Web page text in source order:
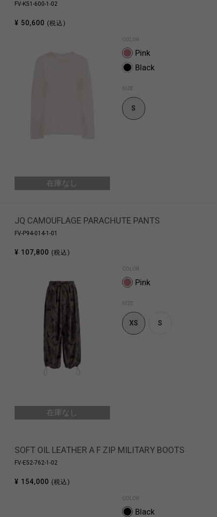
在庫なし
FV-K51-600-1-02
¥ 50,600 (税込)
COLOR
Pink
Black
SIZE
S
在庫なし
JQ CAMOUFLAGE PARACHUTE PANTS
FV-P94-014-1-01
¥ 107,800 (税込)
COLOR
Pink
SIZE
XS S
SOFT OIL LEATHER A F ZIP MILITARY BOOTS
FV-E52-762-1-02
¥ 154,000 (税込)
COLOR
Black